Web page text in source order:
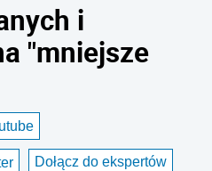
i
"mniejsze
Dołącz do ekspertów